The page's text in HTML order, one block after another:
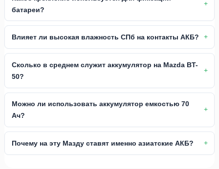
батареи?
Влияет ли высокая влажность СПб на контакты АКБ?
Сколько в среднем служит аккумулятор на Mazda BT-
50?
Можно ли использовать аккумулятор емкостью 70
Ач?
Почему на эту Мазду ставят именно азиатские АКБ?